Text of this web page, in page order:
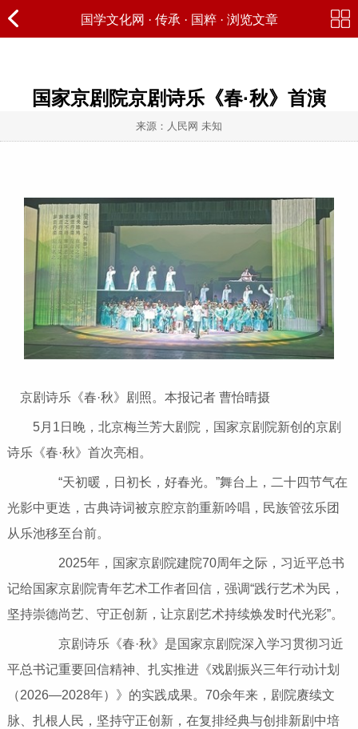
国学文化网 · 传承 · 国粹· 浏览文章
国家京剧院京剧诗乐《春·秋》首演
来源：人民网 未知
京剧诗乐《春·秋》剧照。本报记者 曹怡晴摄
5月1日晚，北京梅兰芳大剧院，国家京剧院新创的京剧
诗乐《春·秋》首次亮相。
“天初暖，日初长，好春光。”舞台上，二十四节气在
光影中更迭，古典诗词被京腔京韵重新吟唱，民族管弦乐团
从乐池移至台前。
2025年，国家京剧院建院70周年之际，习近平总书
记给国家京剧院青年艺术工作者回信，强调“践行艺术为民，
坚持崇德尚艺、守正创新，让京剧艺术持续焕发时代光彩”。
京剧诗乐《春·秋》是国家京剧院深入学习贯彻习近
平总书记重要回信精神、扎实推进《戏剧振兴三年行动计划
（2026—2028年）》的实践成果。70余年来，剧院赓续文
脉、扎根人民，坚持守正创新，在复排经典与创排新剧中培